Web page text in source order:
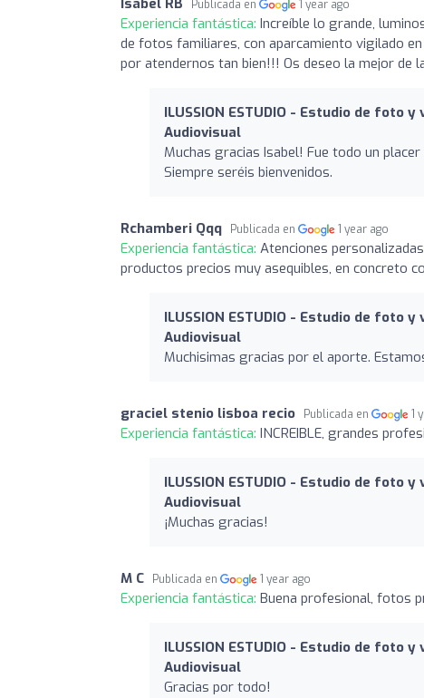
Isabel RB Publicada en 1 year ago
Experiencia fantástica: Increíble lo grande,
de fotos familiares, con aparcamiento vigilado
por atendernos tan bien!!! Os deseo la mejor de
ILUSSION ESTUDIO - Estudio de foto
Audiovisual
Muchas gracias Isabel! Fue todo un
Siempre seréis bienvenidos.
Rchamberi Qqq Publicada en 1 year ago
Experiencia fantástica: Atenciones
productos precios muy asequibles, en concreto
ILUSSION ESTUDIO - Estudio de foto
Audiovisual
Muchisimas gracias por el aporte.
graciel stenio lisboa recio Publicada en 1
Experiencia fantástica: INCREIBLE, grandes
ILUSSION ESTUDIO - Estudio de foto
Audiovisual
¡Muchas gracias!
M C Publicada en 1 year ago
Experiencia fantástica: Buena profesional, fotos
ILUSSION ESTUDIO - Estudio de foto
Audiovisual
Gracias por todo!